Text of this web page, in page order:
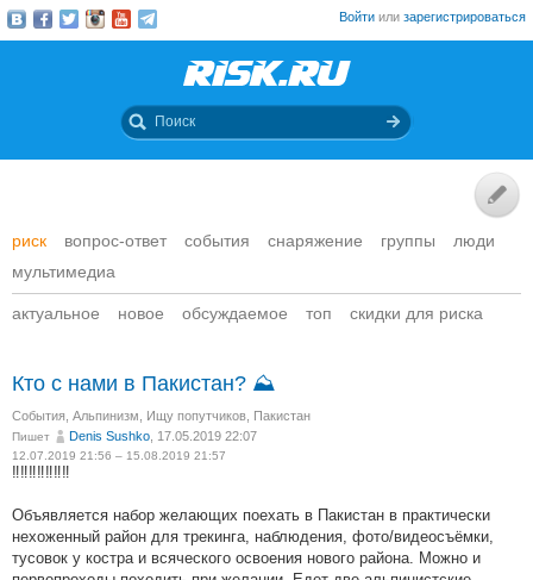
Войти или зарегистрироваться
риск вопрос-ответ события снаряжение группы
люди
мультимедиа
актуальное новое обсуждаемое топ скидки для риска
Кто с нами в Пакистан? ⛰
События Альпинизм Ищу попутчиков Пакистан
Пишет Denis Sushko , 17.05.2019 22:07
12.07.2019 21:56 – 15.08.2019 21:57
‼️‼️‼️‼️‼️‼️‼️
Объявляется набор желающих поехать в Пакистан в практически
нехоженный район для трекинга, наблюдения, фото/видеосъёмки,
тусовок у костра и всяческого освоения нового района. Можно и